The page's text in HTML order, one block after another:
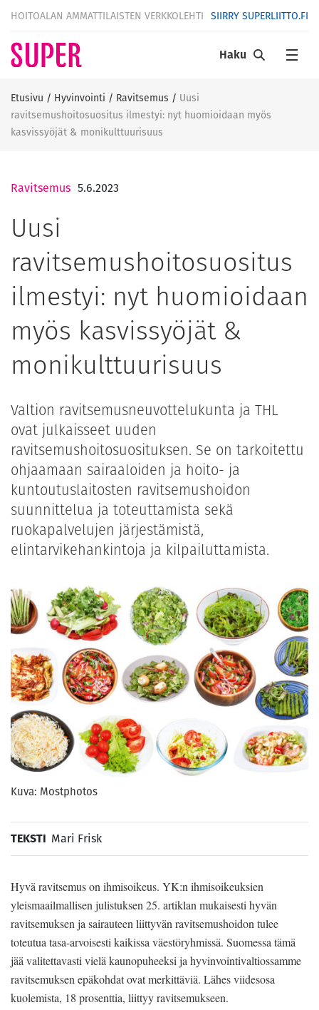
HOITOALAN AMMATTILAISTEN VERKKOLEHTI SIIRRY SUPERLIITTO.FI
Haku
Etusivu / Hyvinvointi / Ravitsemus / Uusi
ravitsemushoitosuositus ilmestyi: nyt huomioidaan myös
kasvissyöjät & monikulttuurisuus
Ravitsemus 5.6.2023
Uusi
ravitsemushoitosuositus
ilmestyi: nyt huomioidaan
myös kasvissyöjät &
monikulttuurisuus
Valtion ravitsemusneuvottelukunta ja THL
ovat julkaisseet uuden
ravitsemushoitosuosituksen. Se on tarkoitettu
ohjaamaan sairaaloiden ja hoito- ja
kuntoutuslaitosten ravitsemushoidon
suunnittelua ja toteuttamista sekä
ruokapalvelujen järjestämistä,
elintarvikehankintoja ja kilpailuttamista.
Kuva: Mostphotos
TEKSTI Mari Frisk
Hyvä ravitsemus on ihmisoikeus. YK:n ihmisoikeuksien
yleismaailmallisen julistuksen 25. artiklan mukaisesti hyvän
ravitsemuksen ja sairauteen liittyvän ravitsemushoidon tulee
toteutua tasa-arvoisesti kaikissa väestöryhmissä. Suomessa tämä
jää valitettavasti vielä kaunopuheeksi ja hyvinvointivaltiossamme
ravitsemuksen epäkohdat ovat merkittäviä. Lähes viidesosa
kuolemista, 18 prosenttia, liittyy ravitsemukseen.